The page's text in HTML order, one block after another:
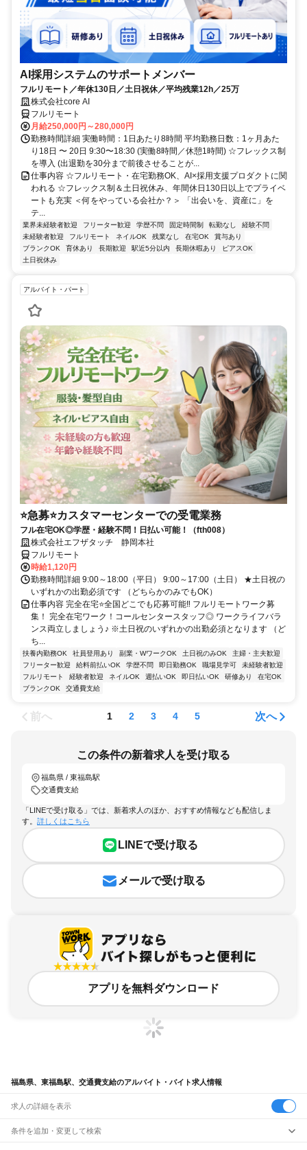
AI採用システムのサポートメンバー
フルリモート／年休130日／土日祝休／平均残業12h／25万
株式会社core AI
フルリモート
月給250,000円～280,000円
勤務時間詳細 実働時間：1日あたり8時間 平均勤務日数：1ヶ月あた
り18日 〜 20日 9:30〜18:30 (実働8時間／休憩1時間) ☆フレックス制
を導入 (出退勤を30分まで前後させることが...
仕事内容 ☆フルリモート・在宅勤務OK、AI×採用支援プロダクトに関
われる ☆フレックス制＆土日祝休み、年間休日130日以上でプライベ
ートも充実 ＜何をやっている会社か？＞ 「出会いを、資産に」を
テ...
業界未経験者歓迎 フリーター歓迎 学歴不問 固定時間制 転勤なし
経験不問
未経験者歓迎
フルリモート ネイルOK 残業なし 在宅OK
賞与あり
ブランクOK
育休あり 長期歓迎 駅近5分以内 長期休暇あり
ピアスOK
土日祝休み
アルバイト・パート
⭐急募⭐カスタマーセンターでの受電業務
フル在宅OK◎学歴・経験不問！日払い可能！（fth008）
株式会社エフザタッチ 静岡本社
フルリモート
時給1,120円
勤務時間詳細 9:00～18:00（平日） 9:00～17:00（土日） ★土日祝の
いずれかの出勤必須です （どちらかのみでもOK）
仕事内容 完全在宅⭐全国どこでも応募可能‼ フルリモートワーク募
集！ 完全在宅ワーク！コールセンタースタッフ◎ ワークライフバラ
ンス両立しましょう♪ ※土日祝のいずれかの出勤必須となります （ど
ち...
扶養内勤務OK 社員登用あり 副業・WワークOK 土日祝のみOK
主婦・主夫歓迎
フリーター歓迎
給料前払いOK 学歴不問 即日勤務OK 職場見学可
未経験者歓迎
フルリモート
経験者歓迎 ネイルOK 週払いOK 即日払いOK 研修あり
在宅OK
ブランクOK
交通費支給
前へ 1 2 3 4 5 次へ
この条件の新着求人を受け取る
福島県 / 東福島駅
交通費支給
「LINEで受け取る」では、新着求人のほか、おすすめ情報なども配信しま
す。 詳しくはこちら
LINEで受け取る
メールで受け取る
アプリを無料ダウンロード
福島県、東福島駅、交通費支給のアルバイト・バイト求人情報
求人の詳細を表示
条件を追加・変更して検索